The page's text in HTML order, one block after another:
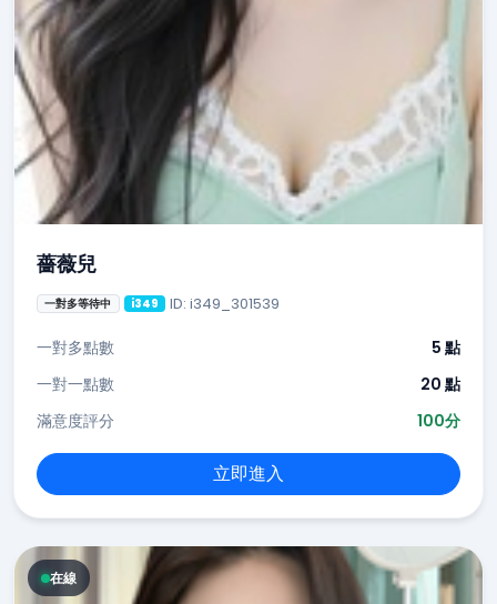
薔薇兒
一對多等待中 i349 ID: i349_301539
一對多點數
5 點
一對一點數
20 點
滿意度評分
100分
立即進入
在線